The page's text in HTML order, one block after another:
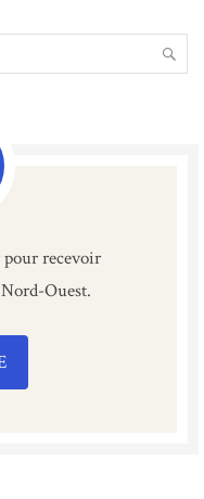
pour recevoir
Ouest.